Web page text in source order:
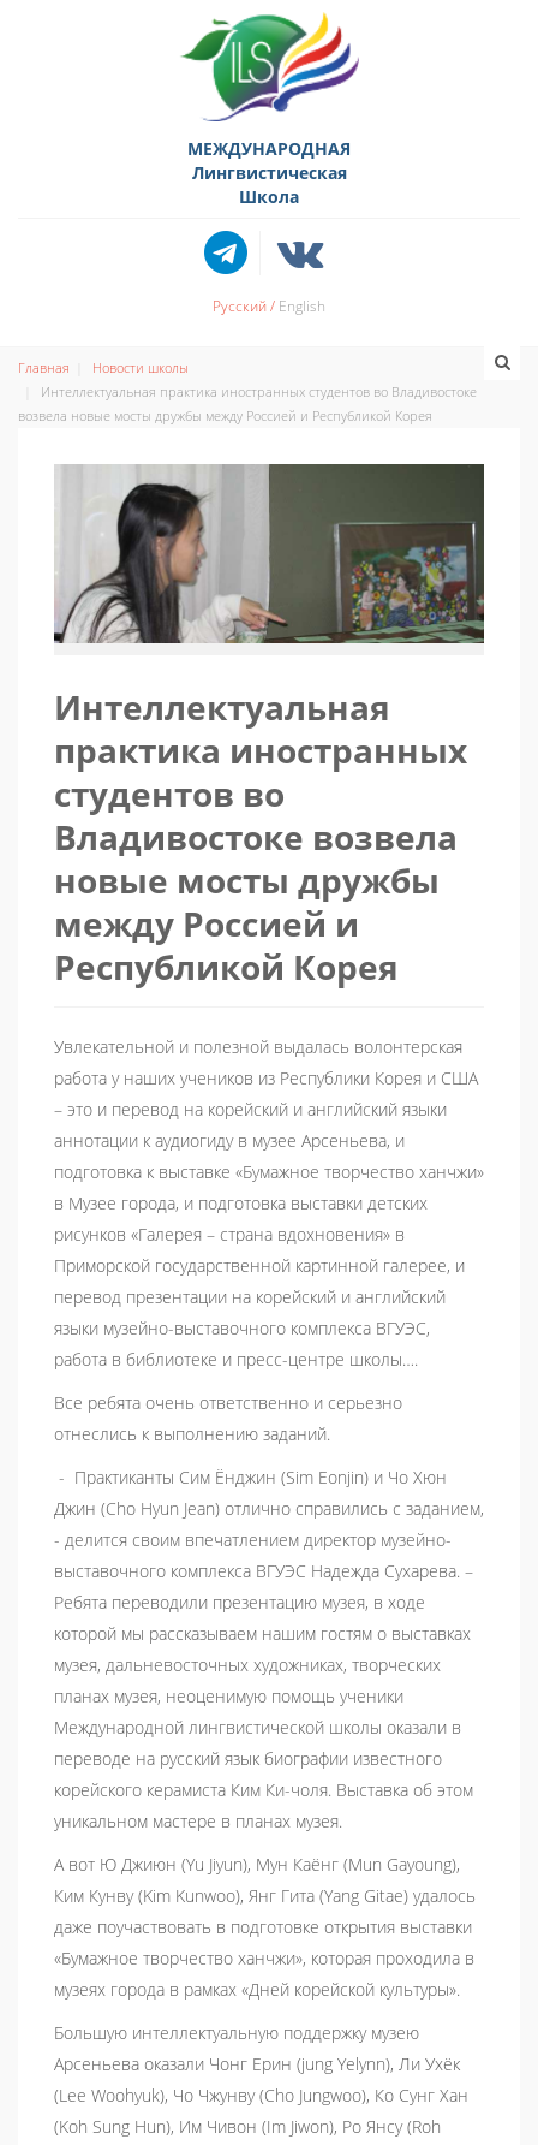
МЕЖДУНАРОДНАЯ
Лингвистическая
Школа
Русский English
Главная
Новости школы
Интеллектуальная практика иностранных студентов во Владивостоке
возвела новые мосты дружбы между Россией и Республикой Корея
Интеллектуальная
практика иностранных
студентов во
Владивостоке возвела
новые мосты дружбы
между Россией и
Республикой Корея
Увлекательной и полезной выдалась волонтерская
работа у наших учеников из Республики Корея и США
– это и перевод на корейский и английский языки
аннотации к аудиогиду в музее Арсеньева, и
подготовка к выставке «Бумажное творчество ханчжи»
в Музее города, и подготовка выставки детских
рисунков «Галерея – страна вдохновения» в
Приморской государственной картинной галерее, и
перевод презентации на корейский и английский
языки музейно-выставочного комплекса ВГУЭС,
работа в библиотеке и пресс-центре школы….
Все ребята очень ответственно и серьезно
отнеслись к выполнению заданий.
- Практиканты Сим Ёнджин (Sim Eonjin) и Чо Хюн
Джин (Cho Hyun Jean) отлично справились с заданием,
- делится своим впечатлением директор музейно-
выставочного комплекса ВГУЭС Надежда Сухарева. –
Ребята переводили презентацию музея, в ходе
которой мы рассказываем нашим гостям о выставках
музея, дальневосточных художниках, творческих
планах музея, неоценимую помощь ученики
Международной лингвистической школы оказали в
переводе на русский язык биографии известного
корейского керамиста Ким Ки-чоля. Выставка об этом
уникальном мастере в планах музея.
А вот Ю Джиюн (Yu Jiyun), Мун Каёнг (Mun Gayoung),
Ким Кунву (Kim Kunwoo), Янг Гита (Yang Gitae) удалось
даже поучаствовать в подготовке открытия выставки
«Бумажное творчество ханчжи», которая проходила в
музеях города в рамках «Дней корейской культуры».
Большую интеллектуальную поддержку музею
Арсеньева оказали Чонг Ерин (jung Yelynn), Ли Ухёк
(Lee Woohyuk), Чо Чжунву (Cho Jungwoo), Ко Сунг Хан
(Koh Sung Hun), Им Чивон (Im Jiwon), Ро Янсу (Roh